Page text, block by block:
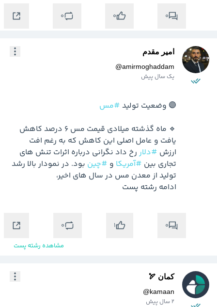
0
0
0
امیر مقدم
@amirmoghaddam
یک سال پیش
🟣 وضعیت تولید #مس
ارزش #دلار
تجاری بین #آمریکا و #چین
ادامه رشته پست
0
1
0
مشاهده رشته پست
کمان 🏹
@kamaan
2 سال پیش